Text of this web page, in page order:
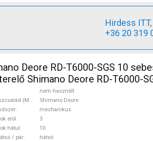
Hirdess
+36 20 319
Deore RD-T6000-SGS 10
Shimano Deore RD-T6000-
Váltó / Váltószett nem használt
nem használt
Alkatrészcsalád (MTB)
Shimano Deore
mechanikus
elöl
3
hátul
10
/ pár
hátsó